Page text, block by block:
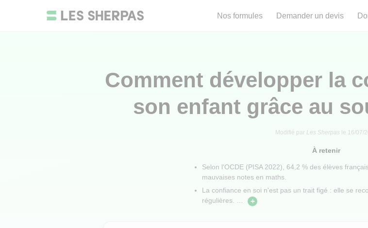
Nos formules Demander un devis
Comment développer la
son enfant grâce au
Modifié par Les Sherpas le 16/07/
À retenir
Selon l'OCDE (PISA 2022), 64,2 % des élèves
mauvaises notes en maths.
La confiance en soi n'est pas un trait figé : elle se
régulières. … +